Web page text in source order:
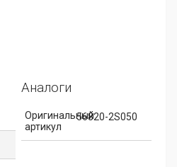
Аналоги
Оригинальный
артикул
56820-2S050